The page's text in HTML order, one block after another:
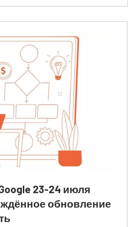
23-24 июля
обновление